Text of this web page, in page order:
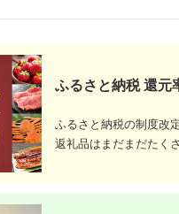
ふるさと納税 還元
ふるさと納税の制度改
返礼品はまだまだたく